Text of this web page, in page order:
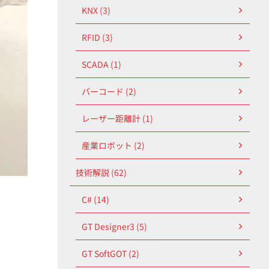
KNX (3)
RFID (3)
SCADA (1)
バーコード (2)
レーザー距離計 (1)
産業ロボット (2)
技術解説 (62)
C# (14)
GT Designer3 (5)
GT SoftGOT (2)